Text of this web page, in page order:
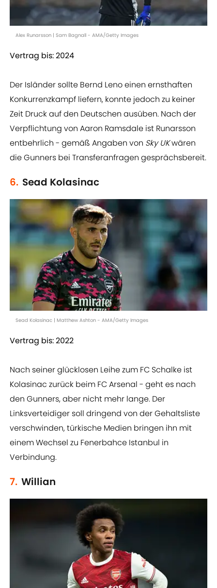
Alex Runarsson | Sam Bagnall - AMA/Getty Images
Vertrag bis: 2024
Der Isländer sollte Bernd Leno einen ernsthaften
Konkurrenzkampf liefern, konnte jedoch zu keiner
Zeit Druck auf den Deutschen ausüben. Nach der
Verpflichtung von Aaron Ramsdale ist Runarsson
entbehrlich - gemäß Angaben von Sky UKwären
die Gunners bei Transferanfragen gesprächsbereit.
6. Sead Kolasinac
Sead Kolasinac | Matthew Ashton - AMA/Getty Images
Vertrag bis: 2022
Nach seiner glücklosen Leihe zum FC Schalke ist
Kolasinac zurück beim FC Arsenal - geht es nach
den Gunners, aber nicht mehr lange. Der
Linksverteidiger soll dringend von der Gehaltsliste
verschwinden, türkische Medien bringen ihn mit
einem Wechsel zu Fenerbahce Istanbul in
Verbindung.
7. Willian